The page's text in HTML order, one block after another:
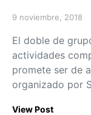
Posted on
9 noviembre, 2018
El doble de
actividades
promete ser de
organizado por
View Post